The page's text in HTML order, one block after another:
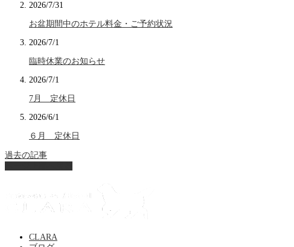
2026/7/31
お盆期間中のホテル料金・ご予約状況
2026/7/1
臨時休業のお知らせ
2026/7/1
7月 定休日
2026/6/1
６月 定休日
過去の記事
CLARA